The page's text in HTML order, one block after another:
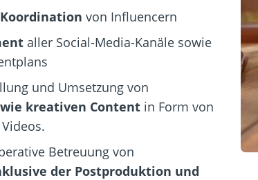
von Influencern
aller Social-Media-Kanäle sowie
und Umsetzung von
kreativen Contentin Form von
Betreuung von
der Postproduktion und